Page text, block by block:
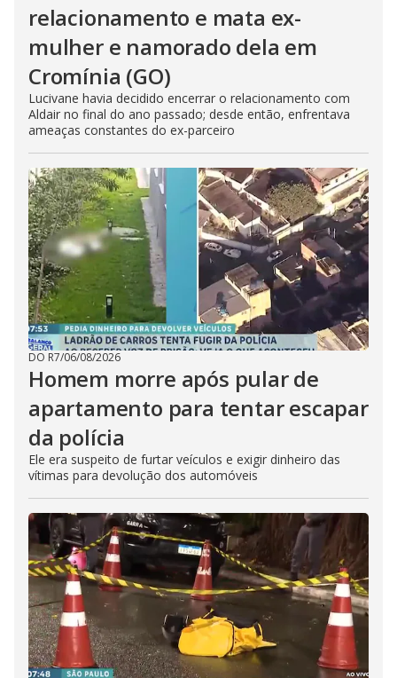
relacionamento e mata ex-
mulher e namorado dela em
Cromínia (GO)
Lucivane havia decidido encerrar o relacionamento com
Aldair no final do ano passado; desde então, enfrentava
ameaças constantes do ex-parceiro
DO R7/06/08/2026
Homem morre após pular de
apartamento para tentar escapar
da polícia
Ele era suspeito de furtar veículos e exigir dinheiro das
vítimas para devolução dos automóveis